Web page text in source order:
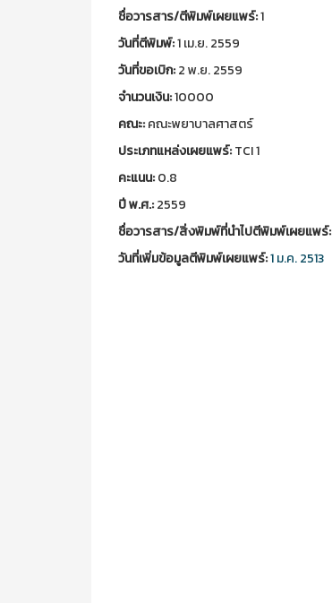
ชื่อวารสาร/ตีพิมพ์เผยแพร์:1
วันที่ตีพิมพ์:1 เม.ย. 2559
วันที่ขอเบิก:2 พ.ย. 2559
จำนวนเงิน:10000
คณะ:คณะพยาบาลศาสตร์
ประเภทแหล่งเผยแพร์:TCI 1
คะแนน:0.8
ปี พ.ศ.:2559
ชื่อวารสาร/สิ่งพิมพ์ที่นำไปตีพิมพ์เผยแพร์:
วันที่เพิ่มข้อมูลตีพิมพ์เผยแพร์:1 ม.ค. 2513